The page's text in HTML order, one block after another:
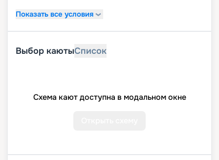
Показать все условия
Выбор каютыСписок
Схема кают доступна в модальном окне